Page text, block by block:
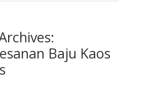
Baju Kaos